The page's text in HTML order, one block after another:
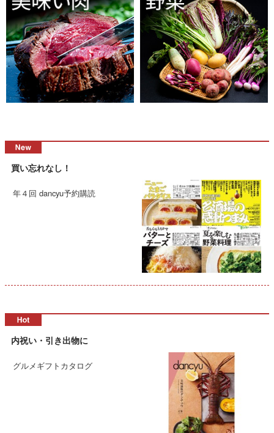
買い忘れなし！
年４回 dancyu予約購読
内祝い・引き出物に
グルメギフトカタログ